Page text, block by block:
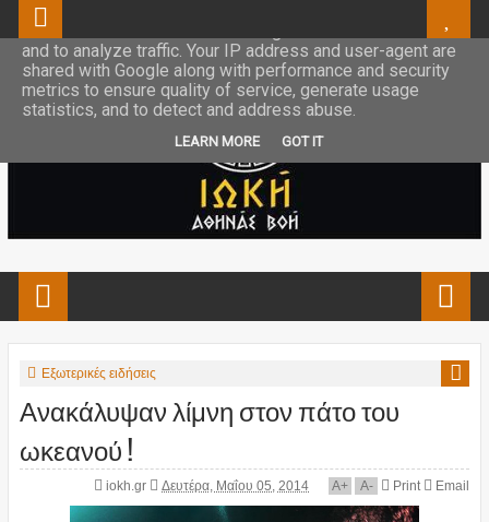
Εξωτερικές ειδήσεις
Ανακάλυψαν λίμνη στον πάτο του
ωκεανού !
iokh.gr Δευτέρα, Μαΐου 05, 2014 A+ A- Print Email
This site uses cookies from Google to deliver its services
and to analyze traffic. Your IP address and user-agent are
shared with Google along with performance and security
metrics to ensure quality of service, generate usage
statistics, and to detect and address abuse.
LEARN MORE GOT IT